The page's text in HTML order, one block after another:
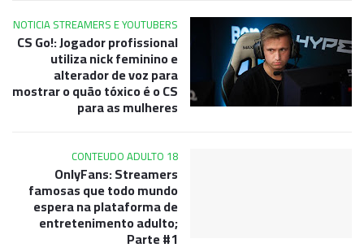
NOTICIA STREAMERS E YOUTUBERS
CS Go!: Jogador profissional
utiliza nick feminino e
alterador de voz para
mostrar o quão tóxico é o CS
para as mulheres
CONTEUDO ADULTO 18
OnlyFans: Streamers
famosas que todo mundo
espera na plataforma de
entretenimento adulto;
Parte #1